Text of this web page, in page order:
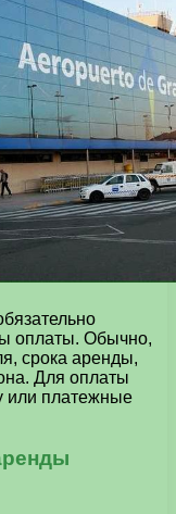
оплаты. Обычно,
срока аренды,
Для оплаты
или платежные